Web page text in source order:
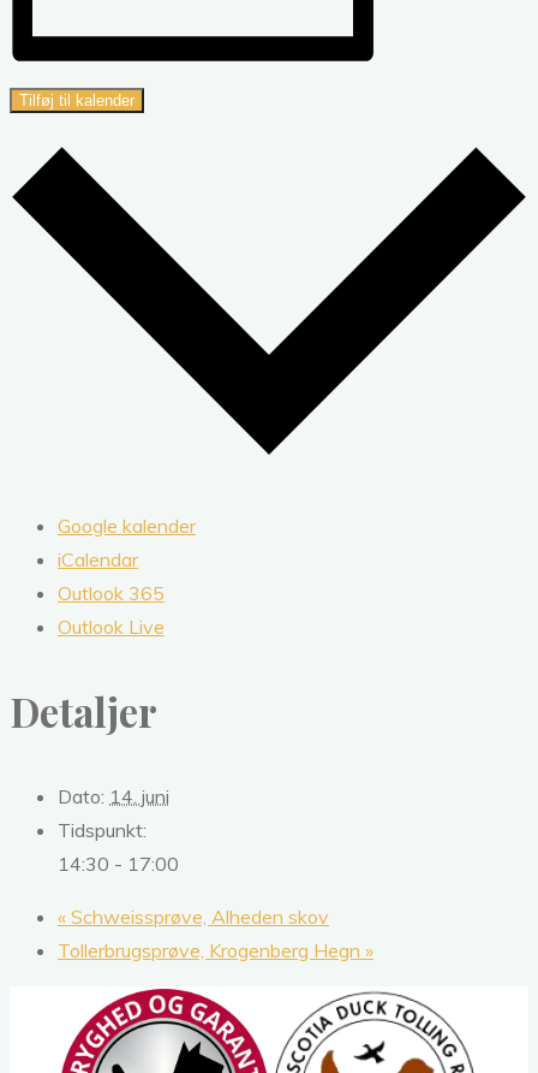
Tilføj til kalender
Google kalender
iCalendar
Outlook 365
Outlook Live
Detaljer
Dato: 14. juni
Tidspunkt:
14:30 - 17:00
« Schweissprøve, Alheden skov
Tollerbrugsprøve, Krogenberg Hegn »